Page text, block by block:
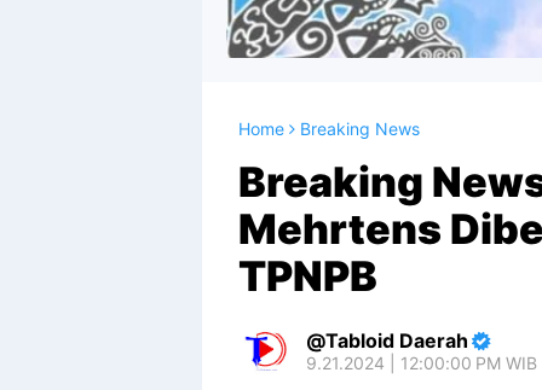
Home Breaking News
Breaking
Mehrtens
TPNPB
Tabloid Daerah
9.21.2024 | 12:00:00 PM WIB